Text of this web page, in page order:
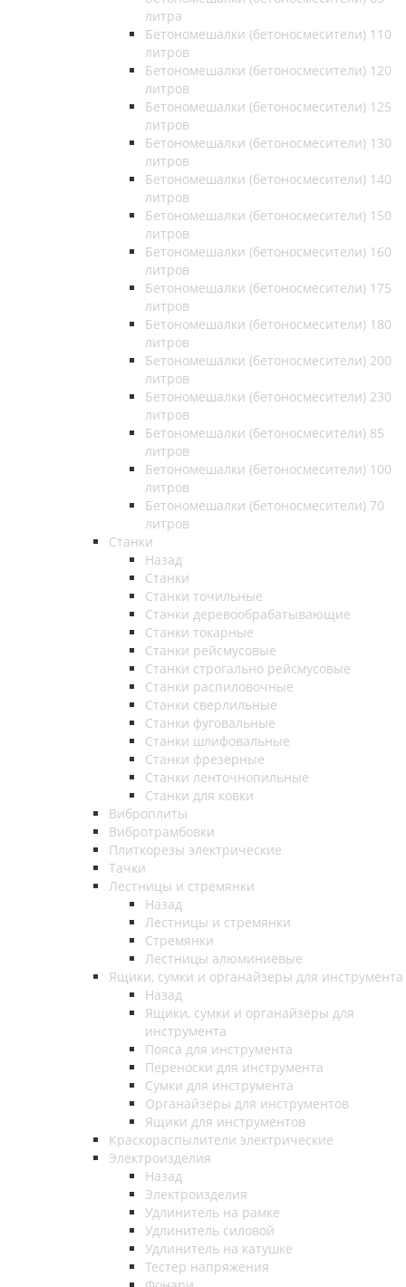
литра
Бетономешалки (бетоносмесители) 110
литров
Бетономешалки (бетоносмесители) 120
литров
Бетономешалки (бетоносмесители) 125
литров
Бетономешалки (бетоносмесители) 130
литров
Бетономешалки (бетоносмесители) 140
литров
Бетономешалки (бетоносмесители) 150
литров
Бетономешалки (бетоносмесители) 160
литров
Бетономешалки (бетоносмесители) 175
литров
Бетономешалки (бетоносмесители) 180
литров
Бетономешалки (бетоносмесители) 200
литров
Бетономешалки (бетоносмесители) 230
литров
Бетономешалки (бетоносмесители) 85
литров
Бетономешалки (бетоносмесители) 100
литров
Бетономешалки (бетоносмесители) 70
литров
Станки
Назад
Станки
Станки точильные
Станки деревообрабатывающие
Станки токарные
Станки рейсмусовые
Станки строгально рейсмусовые
Станки распиловочные
Станки сверлильные
Станки фуговальные
Станки шлифовальные
Станки фрезерные
Станки ленточнопильные
Станки для ковки
Виброплиты
Вибротрамбовки
Плиткорезы электрические
Тачки
Лестницы и стремянки
Назад
Лестницы и стремянки
Стремянки
Лестницы алюминиевые
Ящики, сумки и органайзеры для инструмента
Назад
Ящики, сумки и органайзеры для
инструмента
Пояса для инструмента
Переноски для инструмента
Сумки для инструмента
Органайзеры для инструментов
Ящики для инструментов
Краскораспылители электрические
Электроизделия
Назад
Электроизделия
Удлинитель на рамке
Удлинитель силовой
Удлинитель на катушке
Тестер напряжения